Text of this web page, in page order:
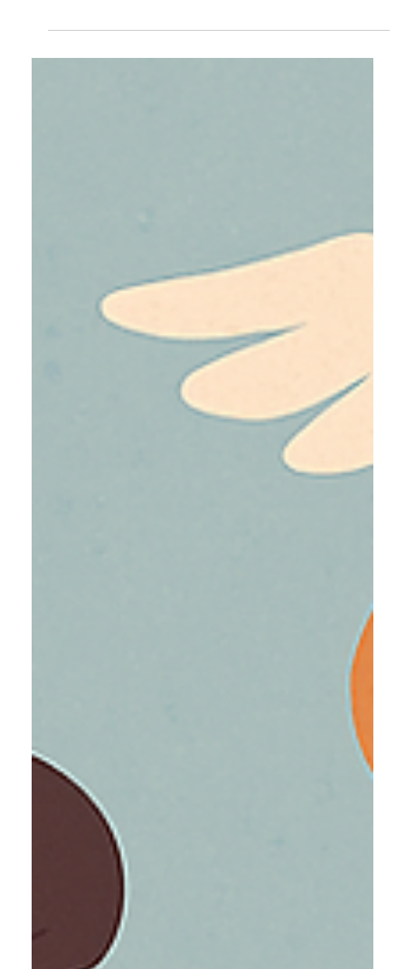
Meetings werden kürzer: Wie
passen sich Büros an?
Die Arbeitswelt hat sich verändert. Und damit auch
die Meetings. Ein großer Teil der heutigen
Kommunikation läuft im Hintergrund ab –...